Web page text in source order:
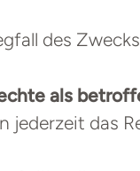
des
als
jederzeit das